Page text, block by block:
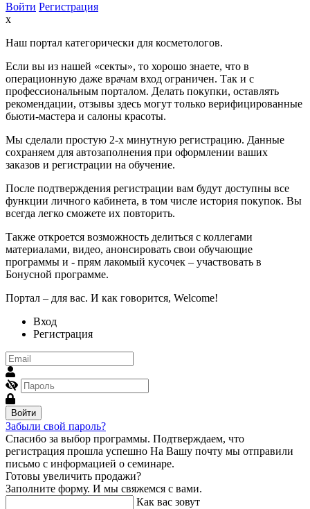
Войти Регистрация
x
Наш портал категорически для косметологов.
Если вы из нашей «секты», то хорошо знаете, что в
операционную даже врачам вход ограничен. Так и с
профессиональным порталом. Делать покупки, оставлять
рекомендации, отзывы здесь могут только верифицированные
бьюти-мастера и салоны красоты.
Мы сделали простую 2-х минутную регистрацию. Данные
сохраняем для автозаполнения при оформлении ваших
заказов и регистрации на обучение.
После подтверждения регистрации вам будут доступны все
функции личного кабинета, в том числе история покупок. Вы
всегда легко сможете их повторить.
Также откроется возможность делиться с коллегами
материалами, видео, анонсировать свои обучающие
программы и - прям лакомый кусочек – участвовать в
Бонусной программе.
Портал – для вас. И как говорится, Welcome!
Вход
Регистрация
Войти
Забыли свой пароль?
Спасибо за выбор программы. Подтверждаем, что
регистрация прошла успешно На Вашу почту мы отправили
письмо с информацией о семинаре.
Готовы увеличить продажи?
Заполните форму. И мы свяжемся с вами.
Как вас зовут